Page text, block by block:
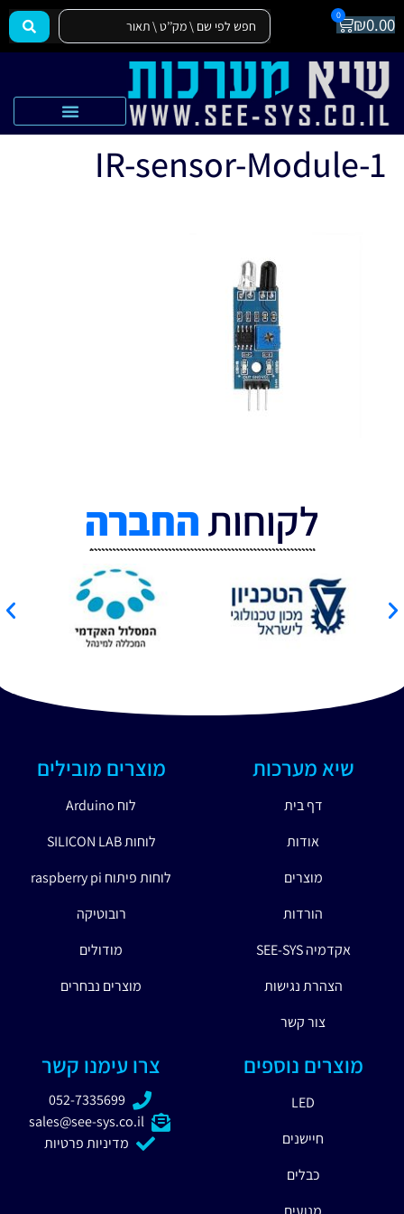
₪0.00
0
IR-sensor-Module-1
לקוחותהחברה
שיא מערכות
דף בית
אודות
מוצרים
הורדות
אקדמיה SEE-SYS
הצהרת נגישות
צור קשר
מוצרים מובילים
לוח Arduino
לוחות SILICON LAB
לוחות פיתוח raspberry pi
רובוטיקה
מודולים
מוצרים נבחרים
מוצרים נוספים
LED
חיישנים
כבלים
צרו עימנו קשר
052-7335699
sales@see-sys.co.il
מדיניות פרטיות